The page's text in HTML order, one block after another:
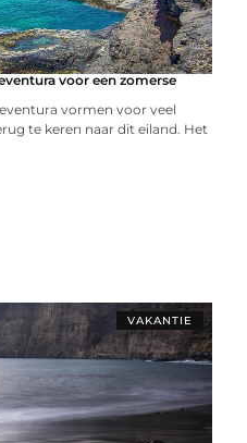
voor een zomerse
vormen voor veel
te keren naar dit eiland. Het
VAKANTIE